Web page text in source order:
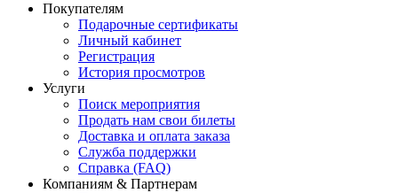
Покупателям
Подарочные сертификаты
Личный кабинет
Регистрация
История просмотров
Услуги
Поиск мероприятия
Продать нам свои билеты
Доставка и оплата заказа
Служба поддержки
Справка (FAQ)
Компаниям & Партнерам